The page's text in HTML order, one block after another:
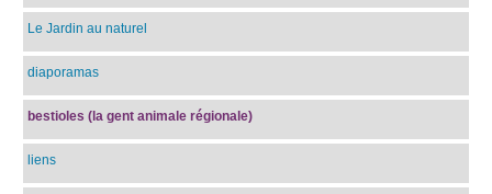
Le Jardin au naturel
diaporamas
bestioles (la gent animale régionale)
liens